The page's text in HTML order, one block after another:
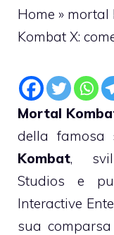
Home » mortal
Kombat X:
Mortal
della famosa
Kombat,
Studios e
Interactive
sua